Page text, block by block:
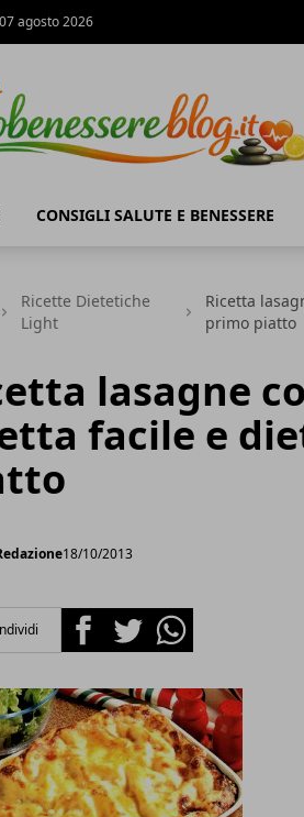
agosto 2026
CONSIGLI SALUTE E BENESSERE
Ricette Dietetiche
Light
Ricetta
primo piatto
lasagne
facile e
18/10/2013
FacebookTwitterWhatsapp